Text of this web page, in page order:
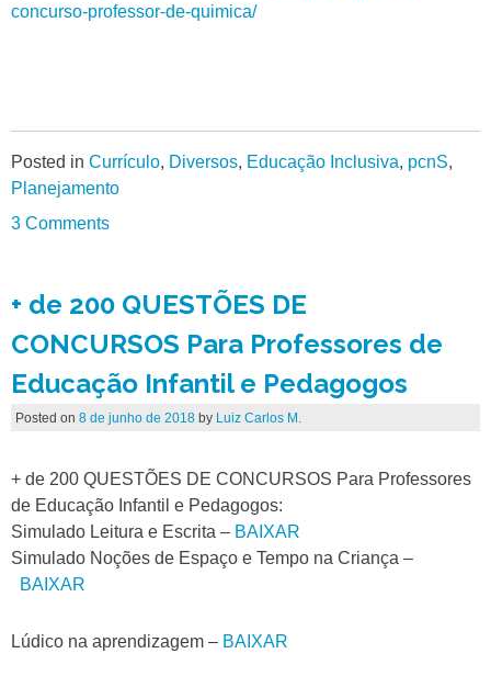
concurso-professor-de-quimica/
Posted in Currículo, Diversos, Educação Inclusiva, pcnS,
Planejamento
3 Comments
+ de 200 QUESTÕES DE
CONCURSOS Para Professores de
Educação Infantil e Pedagogos
Posted on 8 de junho de 2018by Luiz Carlos M.
+ de 200 QUESTÕES DE CONCURSOS Para Professores
de Educação Infantil e Pedagogos:
Simulado Leitura e Escrita – BAIXAR
Simulado Noções de Espaço e Tempo na Criança –
BAIXAR
Lúdico na aprendizagem – BAIXAR